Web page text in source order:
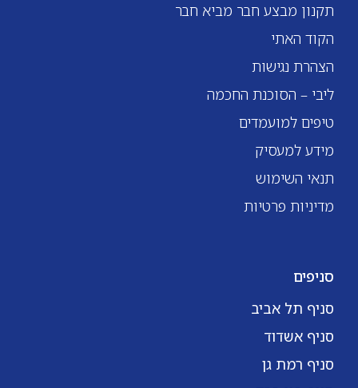
תקנון מבצע חבר מביא חבר
הקוד האתי
הצהרת נגישות
ליבי – הסוכנת החכמה
טיפים למועמדים
מידע למעסיק
תנאי השימוש
מדיניות פרטיות
סניפים
סניף תל אביב
סניף אשדוד
סניף רמת גן